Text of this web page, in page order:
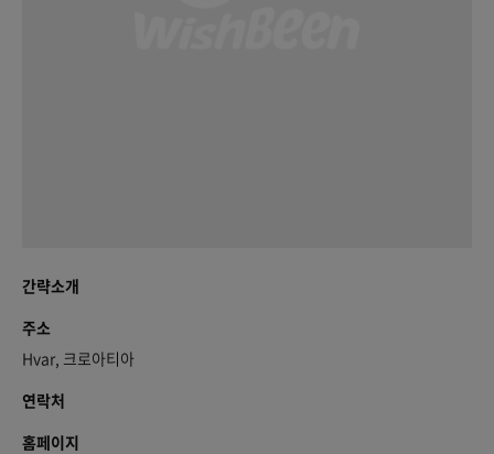
간략소개
주소
Hvar, 크로아티아
연락처
홈페이지